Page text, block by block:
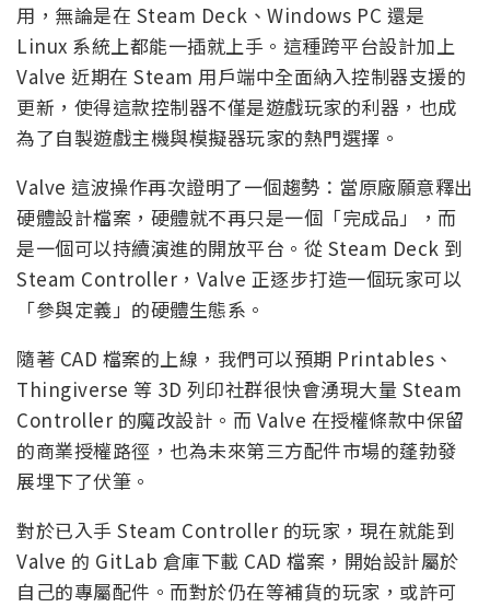
用，無論是在 Steam Deck、Windows PC 還是
Linux 系統上都能一插就上手。這種跨平台設計加上
Valve 近期在 Steam 用戶端中全面納入控制器支援的
更新，使得這款控制器不僅是遊戲玩家的利器，也成
為了自製遊戲主機與模擬器玩家的熱門選擇。
Valve 這波操作再次證明了一個趨勢：當原廠願意釋出
硬體設計檔案，硬體就不再只是一個「完成品」，而
是一個可以持續演進的開放平台。從 Steam Deck 到
Steam Controller，Valve 正逐步打造一個玩家可以
「參與定義」的硬體生態系。
隨著 CAD 檔案的上線，我們可以預期 Printables、
Thingiverse 等 3D 列印社群很快會湧現大量 Steam
Controller 的魔改設計。而 Valve 在授權條款中保留
的商業授權路徑，也為未來第三方配件市場的蓬勃發
展埋下了伏筆。
對於已入手 Steam Controller 的玩家，現在就能到
Valve 的 GitLab 倉庫下載 CAD 檔案，開始設計屬於
自己的專屬配件。而對於仍在等補貨的玩家，或許可